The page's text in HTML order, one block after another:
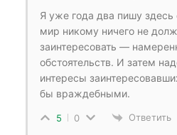
Я уже года два пишу здесь
мир никому ничего не
заинтересовать —
обстоятельств. И затем
интересы
бы враждебными.
5 0 Ответить